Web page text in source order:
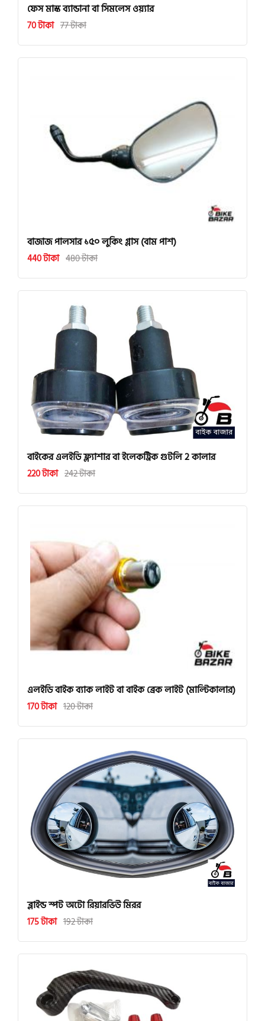
ফেস মাস্ক ব্যান্ডানা বা সিমলেস ওয়্যার
70 টাকা 77 টাকা
বাজাজ পালসার ১৫০ লুকিং গ্লাস (বাম পাশ)
440 টাকা 480 টাকা
বাইকের এলইডি ফ্ল্যাশার বা ইলেকট্রিক গুটলি 2 কালার
220 টাকা 242 টাকা
এলইডি বাইক ব্যাক লাইট বা বাইক ব্রেক লাইট (মাল্টিকালার)
170 টাকা 120 টাকা
ব্লাইন্ড স্পট অটো রিয়ারভিউ মিরর
175 টাকা 192 টাকা